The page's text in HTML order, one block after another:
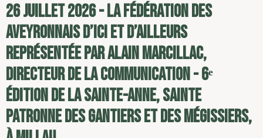
26 juillet 2026 - la Fédération des
Aveyronnais d’ici et d’ailleurs
représentée par Alain Marcillac,
directeur de la communication - 6ᵉ
édition de la Sainte-Anne, sainte
patronne des gantiers et des mégissiers,